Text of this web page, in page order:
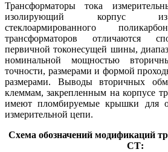
Трансформаторы тока
изолирующий корпус из
стеклоармированного
трансформаторов отличаются
первичной токонесущей шины,
номинальной мощностью
точности, размерами и формой
размерами. Выводы вторичных
клеммам, закрепленным на корпусе
имеют пломбируемые крышки для
измерительной цепи.
Схема обозначений модификаций
СТ: